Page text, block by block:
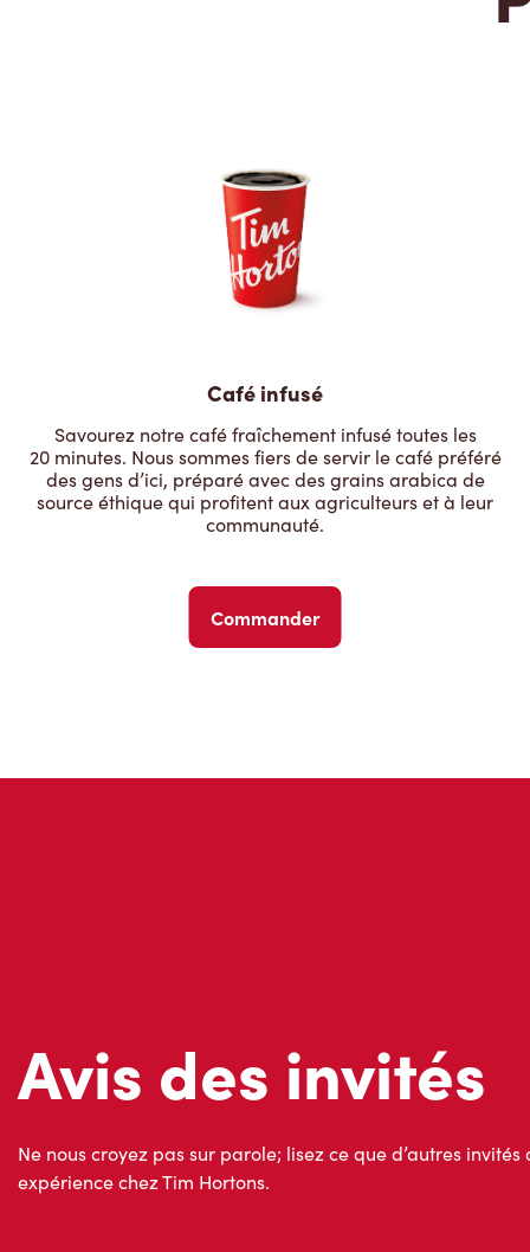
Café infusé
Savourez notre café fraîchement infusé toutes les
20 minutes. Nous sommes fiers de servir le café préféré
des gens d’ici, préparé avec des grains arabica de
source éthique qui profitent aux agriculteurs et à leur
communauté.
Commander
Avis des invités
expérience chez Tim Hortons.